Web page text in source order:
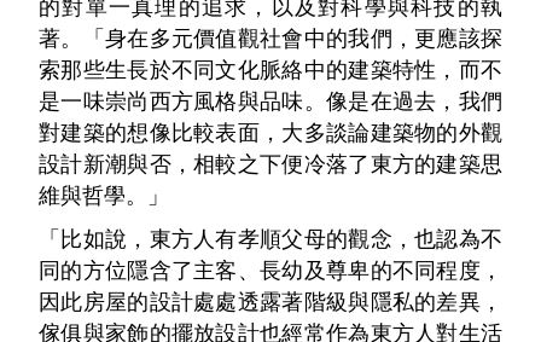
的對單一真理的追求，以及對科學與科技的執
著。「身在多元價值觀社會中的我們，更應該探
索那些生長於不同文化脈絡中的建築特性，而不
是一味崇尚西方風格與品味。像是在過去，我們
對建築的想像比較表面，大多談論建築物的外觀
設計新潮與否，相較之下便冷落了東方的建築思
維與哲學。」
「比如說，東方人有孝順父母的觀念，也認為不
同的方位隱含了主客、長幼及尊卑的不同程度，
因此房屋的設計處處透露著階級與隱私的差異，
傢俱與家飾的擺放設計也經常作為東方人對生活